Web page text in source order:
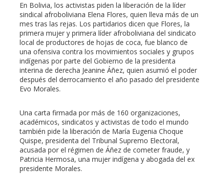
En Bolivia, los activistas piden la liberación de la líder
sindical afroboliviana Elena Flores, quien lleva más de un
mes tras las rejas. Los partidarios dicen que Flores, la
primera mujer y primera líder afroboliviana del sindicato
local de productores de hojas de coca, fue blanco de
una ofensiva contra los movimientos sociales y grupos
indígenas por parte del Gobierno de la presidenta
interina de derecha Jeanine Áñez, quien asumió el poder
después del derrocamiento el año pasado del presidente
Evo Morales.
Una carta firmada por más de 160 organizaciones,
académicos, sindicatos y activistas de todo el mundo
también pide la liberación de María Eugenia Choque
Quispe, presidenta del Tribunal Supremo Electoral,
acusada por el régimen de Áñez de cometer fraude, y
Patricia Hermosa, una mujer indígena y abogada del ex
presidente Morales.